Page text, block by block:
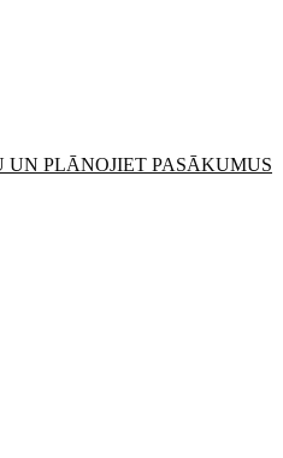
PLĀNOJIET PASĀKUMUS